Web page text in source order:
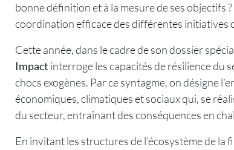
bonne définition et à la mesure de ses objectifs
coordination efficace des différentes initiatives
Cette année, dans le cadre de son dossier
Impact interroge les capacités de résilience du
chocs exogènes. Par ce syntagme, on désigne
économiques, climatiques et sociaux qui, se
du secteur, entraînant des conséquences en
En invitant les structures de l’écosystème de la